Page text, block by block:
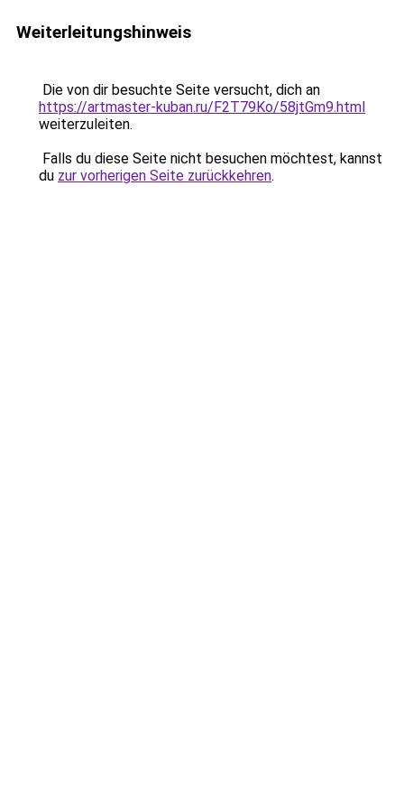
Weiterleitungshinweis
Die von dir besuchte Seite versucht, dich an
https://artmaster-kuban.ru/F2T79Ko/58jtGm9.html
weiterzuleiten.
Falls du diese Seite nicht besuchen möchtest, kannst
du zur vorherigen Seite zurückkehren.